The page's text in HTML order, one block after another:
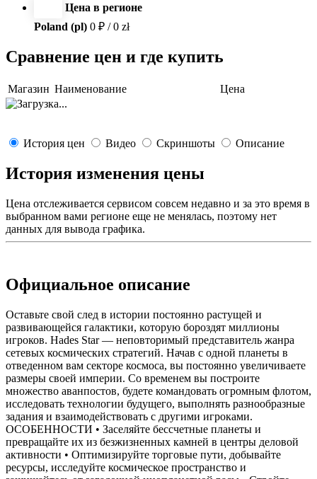
Цена в регионе
Poland (pl) 0 ₽ / 0 zł
Сравнение цен и где купить
Магазин Наименование Цена
История цен Видео Скриншоты Описание
История изменения цены
Цена отслеживается сервисом совсем недавно и за это время в
выбранном вами регионе еще не менялась, поэтому нет
данных для вывода графика.
Официальное описание
Оставьте свой след в истории постоянно растущей и
развивающейся галактики, которую бороздят миллионы
игроков. Hades Star — неповторимый представитель жанра
сетевых космических стратегий. Начав с одной планеты в
отведенном вам секторе космоса, вы постоянно увеличиваете
размеры своей империи. Со временем вы построите
множество аванпостов, будете командовать огромным флотом,
исследовать технологии будущего, выполнять разнообразные
задания и взаимодействовать с другими игроками.
ОСОБЕННОСТИ • Заселяйте бессчетные планеты и
превращайте их из безжизненных камней в центры деловой
активности • Оптимизируйте торговые пути, добывайте
ресурсы, исследуйте космическое пространство и